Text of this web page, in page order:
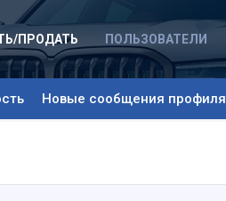
ПРОДАТЬ ПОЛЬЗОВАТЕЛИ
Новые сообщения профиля